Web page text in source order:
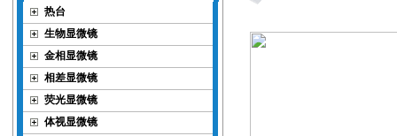
热台
生物显微镜
金相显微镜
相差显微镜
荧光显微镜
体视显微镜